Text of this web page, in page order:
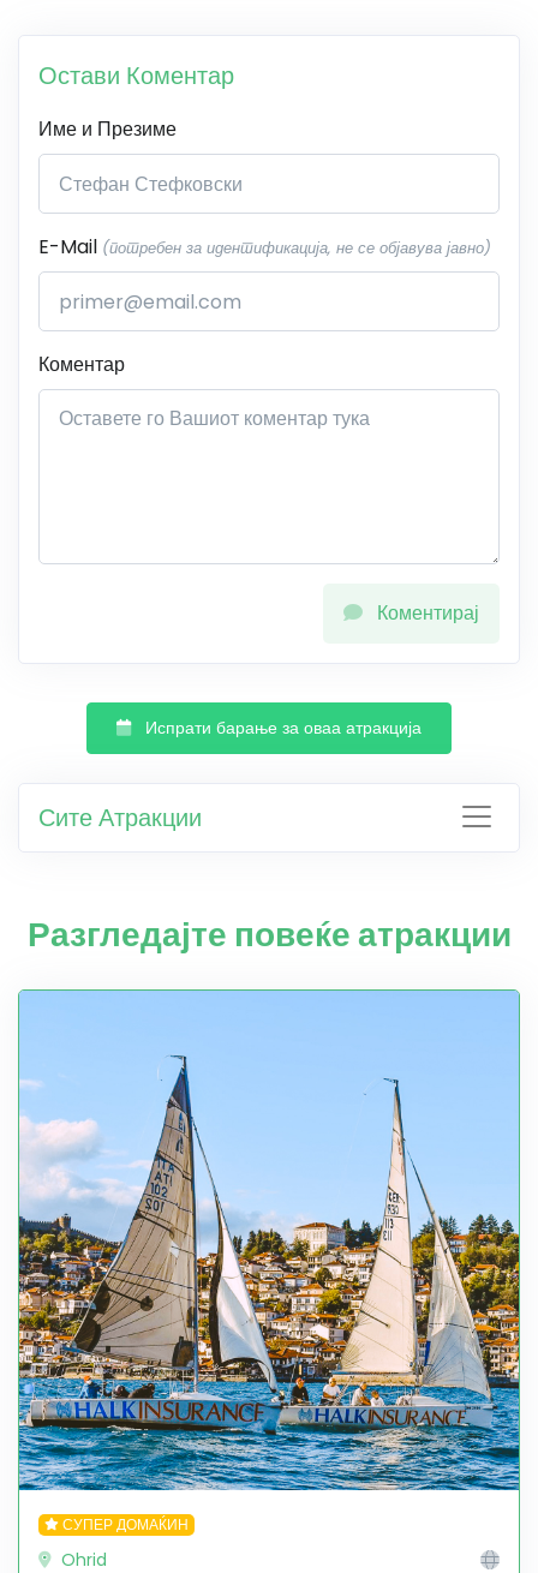
Остави Коментар
Име и Презиме
E-Mail (потребен за идентификација, не се објавува јавно)
Коментар
Коментирај
Испрати барање за оваа атракција
Сите Атракции
Разгледајте повеќе атракции
СУПЕР ДОМАЌИН
Ohrid